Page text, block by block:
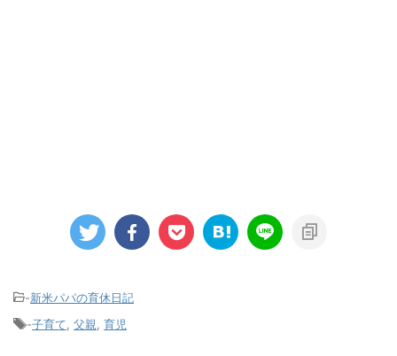
-新米パパの育休日記
-子育て, 父親, 育児